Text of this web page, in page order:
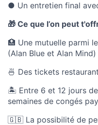
● Un entretien final
🎁 Ce que l’on peut
🏥 Une mutuelle parmi
(Alan Blue et Alan Mind)
🍜 Des tickets
🏝 Entre 6 et 12 jours
semaines de congés
🇬🇧 La possibilité de